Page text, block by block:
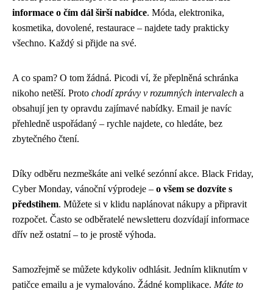
informace o čím dál širší nabídce. Móda, elektronika,
kosmetika, dovolené, restaurace – najdete tady prakticky
všechno. Každý si přijde na své.
A co spam? O tom žádná. Picodi ví, že přeplněná schránka
nikoho netěší. Proto chodí zprávy v rozumných intervalech a
obsahují jen ty opravdu zajímavé nabídky. Email je navíc
přehledně uspořádaný – rychle najdete, co hledáte, bez
zbytečného čtení.
Díky odběru nezmeškáte ani velké sezónní akce. Black Friday,
Cyber Monday, vánoční výprodeje – o všem se dozvíte s
předstihem. Můžete si v klidu naplánovat nákupy a připravit
rozpočet. Často se odběratelé newsletteru dozvídají informace
dřív než ostatní – to je prostě výhoda.
Samozřejmě se můžete kdykoliv odhlásit. Jedním kliknutím v
patičce emailu a je vymalováno. Žádné komplikace. Máte to